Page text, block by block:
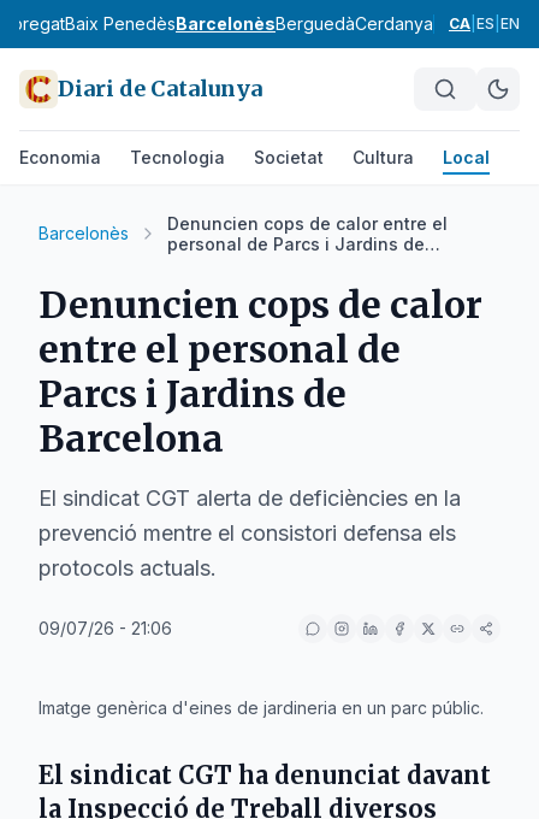
Baix PenedèsBarcelonèsBerguedàCerdanya Conca de
CA ES EN
Diari de Catalunya
Economia Tecnologia Societat Cultura Local
Barcelonès
Denuncien cops de calor entre el
personal de Parcs i Jardins de
Denuncien cops de calor
entre el personal de
Parcs i Jardins de
Barcelona
El sindicat CGT alerta de deficiències en la
prevenció mentre el consistori defensa els
protocols actuals.
09/07/26 - 21:06
Imatge genèrica d'eines de jardineria en un parc públic.
El sindicat CGT ha denunciat davant
la Inspecció de Treball diversos